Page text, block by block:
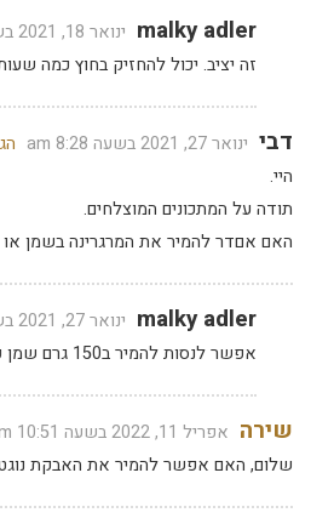
malky adler ינואר 18, 2021 בשעה 3:30 pm
זה יציב. יכול להחזיק בחוץ כמה
דבי ינואר 27, 2021 בשעה 8:28 am
היי.
תודה על המתכונים המוצלחים.
האם אםדר להמיר את המרגרינה בשמן
malky adler ינואר 27, 2021 בשעה 8:32 am
אפשר לנסות להמיר ב150 גרם שמן קוקוס (לא שמן צמחי נוזלי)
שירה אפריל 11, 2022 בשעה 10:51 am
שלום, האם אפשר להמיר את האבקת נוגט